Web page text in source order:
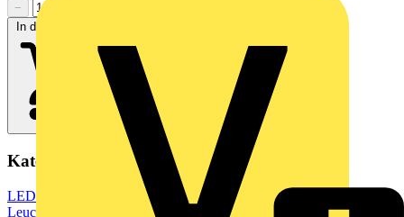
−
In den Warenkorb
Kategorien
LED Beleuchtung & LeuchtenLED Beleuchtung
Leuchtmittel